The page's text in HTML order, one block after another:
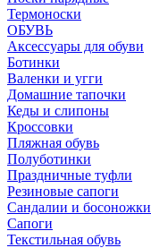
Термоноски
ОБУВЬ
Аксессуары для обуви
Ботинки
Валенки и угги
Домашние тапочки
Кеды и слипоны
Кроссовки
Пляжная обувь
Полуботинки
Праздничные туфли
Резиновые сапоги
Сандалии и босоножки
Сапоги
Текстильная обувь